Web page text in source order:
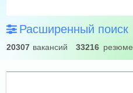
Расширенный поиск
20307 вакансий 33216 резюме